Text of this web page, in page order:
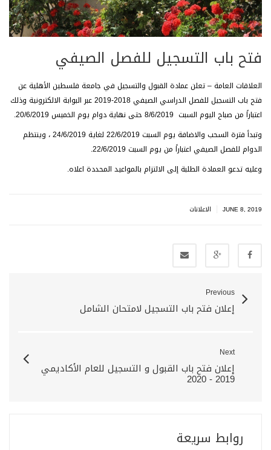
فتح باب التسجيل للفصل الصيفي
العلاقات العامة – تعلن عمادة القبول والتسجيل في جامعة فلسطين الأهلية عن
فتح باب التسجيل للفصل الدراسي الصيفي 2018-2019 عبر البوابة الالكترونية وذلك
اعتباراً من صباح اليوم السبت 8/6/2019 حتى نهاية دوام يوم الخميس 20/6/2019.
وتبدأ فترة السحب والاضافة يوم السبت 22/6/2019 لغاية 24/6/2019 ، وينتظم
الدوام للفصل الصيفي اعتباراً من يوم السبت 22/6/2019.
وعليه تدعو العمادة الطلبة إلى الالتزام بالمواعيد المحددة اعلاه.
JUNE 8, 2019 الاعلانات
Previous
إعلان فتح باب التسجيل لامتحان الشامل
Next
إعلان فتح باب القبول و التسجيل للعام الأكاديمي
2019 - 2020
روابط سريعة